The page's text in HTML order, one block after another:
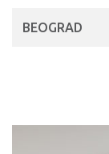
BEOGRAD